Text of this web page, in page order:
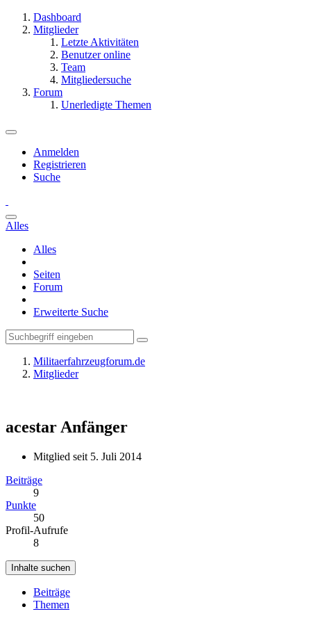
Dashboard
Mitglieder
Letzte Aktivitäten
Benutzer online
Team
Mitgliedersuche
Forum
Unerledigte Themen
Anmelden
Registrieren
Suche
Alles
Alles
Seiten
Forum
Erweiterte Suche
Militaerfahrzeugforum.de
Mitglieder
acestar Anfänger
Mitglied seit 5. Juli 2014
Beiträge
9
Punkte
50
Profil-Aufrufe
8
Inhalte suchen
Beiträge
Themen